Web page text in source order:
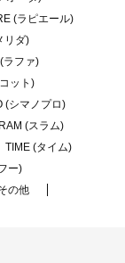
(ラピエール)
リダ)
ラファ)
ット)
(シマノプロ)
(スラム)
TIME (タイム)
ー)
の他